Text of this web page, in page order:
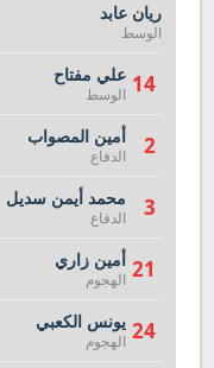
ريان عابد
الوسط
14 علي مفتاح
الوسط
2 أمين المصواب
الدفاع
3 محمد أيمن سديل
الدفاع
21 أمين زاري
الهجوم
24 يونس الكعبي
الهجوم